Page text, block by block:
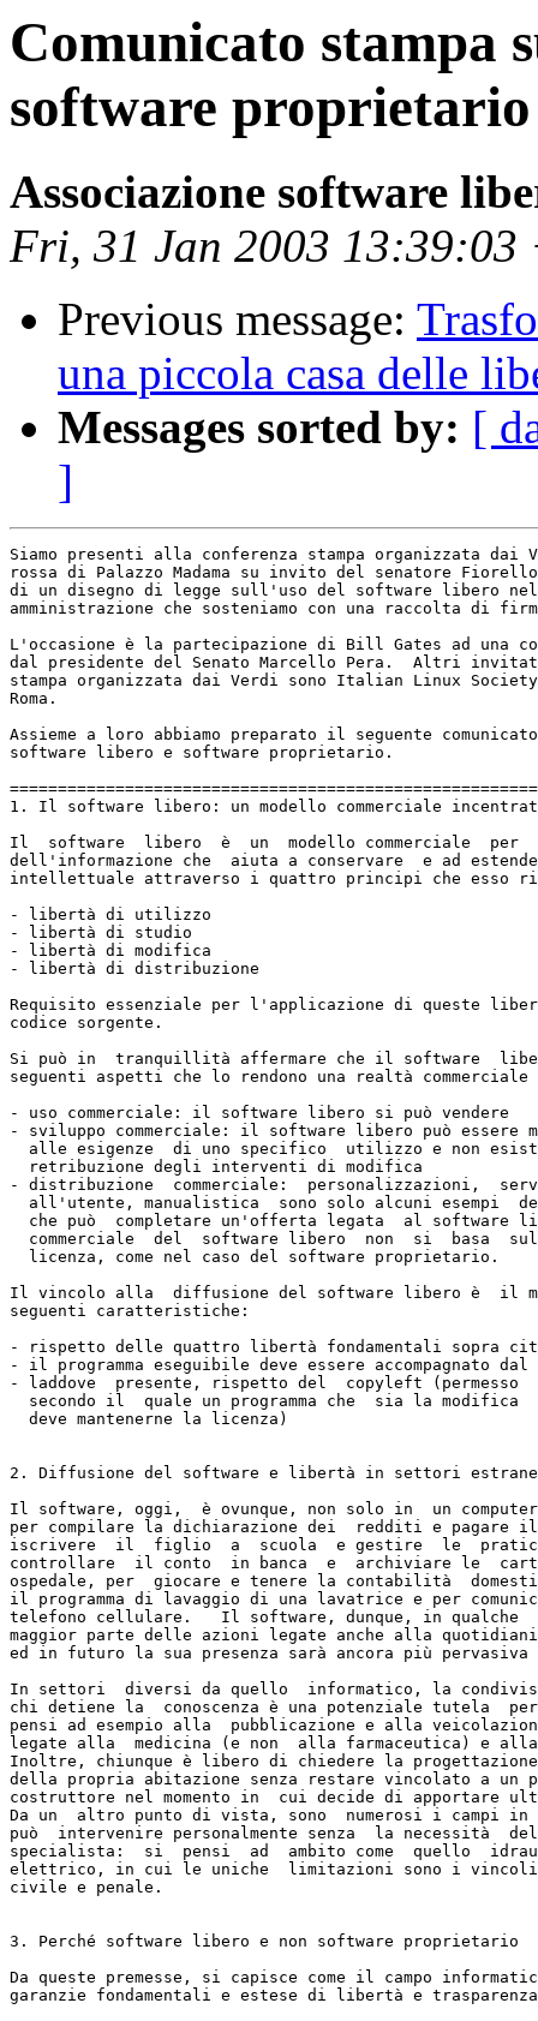
Comunicato stampa
software proprietario
Associazione software
Fri, 31 Jan 2003 13:39:03
Previous message:
una piccola casa delle
Messages sorted by: [
]
Siamo presenti alla conferenza stampa organizzata dai
rossa di Palazzo Madama su invito del senatore
di un disegno di legge sull'uso del software libero
amministrazione che sosteniamo con una raccolta di
L'occasione è la partecipazione di Bill Gates ad una
dal presidente del Senato Marcello Pera.  Altri
stampa organizzata dai Verdi sono Italian Linux Society,
Roma.
Assieme a loro abbiamo preparato il seguente
software libero e software proprietario.
1. Il software libero: un modello commerciale
Il  software  libero  è  un  modello commerciale  per
dell'informazione che  aiuta a conservare  e ad
intellettuale attraverso i quattro principi che esso
- libertà di utilizzo
- libertà di studio
- libertà di modifica
- libertà di distribuzione
Requisito essenziale per l'applicazione di queste
codice sorgente.
Si può in  tranquillità affermare che il software
seguenti aspetti che lo rendono una realtà
- uso commerciale: il software libero si può vendere
- sviluppo commerciale: il software libero può essere
alle esigenze  di uno specifico  utilizzo e non
  retribuzione degli interventi di modifica
- distribuzione  commerciale:  personalizzazioni,
all'utente, manualistica  sono solo alcuni esempi
che può  completare un'offerta legata  al software
commerciale  del  software libero  non  si  basa
  licenza, come nel caso del software proprietario.
Il vincolo alla  diffusione del software libero è  il
seguenti caratteristiche:
- rispetto delle quattro libertà fondamentali sopra
- il programma eseguibile deve essere accompagnato
- laddove  presente, rispetto del  copyleft (permesso
secondo il  quale un programma che  sia la modifica
  deve mantenerne la licenza)
2. Diffusione del software e libertà in settori
Il software, oggi,  è ovunque, non solo in  un
per compilare la dichiarazione dei  redditi e pagare
iscrivere  il  figlio  a  scuola  e gestire  le
controllare  il conto  in banca  e  archiviare le
ospedale, per  giocare e tenere la contabilità
il programma di lavaggio di una lavatrice e per
telefono cellulare.   Il software, dunque, in qualche
maggior parte delle azioni legate anche alla
ed in futuro la sua presenza sarà ancora più pervasiva
In settori  diversi da quello  informatico, la
chi detiene la  conoscenza è una potenziale tutela
pensi ad esempio alla  pubblicazione e alla
legate alla  medicina (e non  alla farmaceutica) e
Inoltre, chiunque è libero di chiedere la
della propria abitazione senza restare vincolato a un
costruttore nel momento in  cui decide di apportare
Da un  altro punto di vista, sono  numerosi i campi
può  intervenire personalmente senza  la necessità
specialista:  si  pensi  ad  ambito come  quello
elettrico, in cui le uniche  limitazioni sono i
civile e penale.
3. Perché software libero e non software proprietario
Da queste premesse, si capisce come il campo
garanzie fondamentali e estese di libertà e